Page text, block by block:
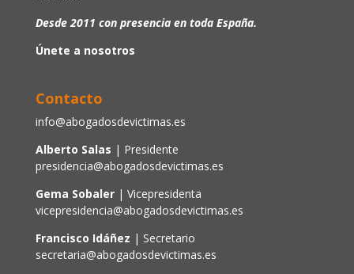
Desde 2011 con presencia en toda España.
Únete a nosotros
Contacto
info@abogadosdevictimas.es
Alberto Salas | Presidente
presidencia@abogadosdevictimas.es
Gema Sobaler | Vicepresidenta
vicepresidencia@abogadosdevictimas.es
Francisco Idáñez | Secretario
secretaria@abogadosdevictimas.es